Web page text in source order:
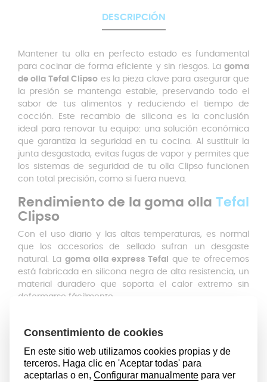
DESCRIPCIÓN
Mantener tu olla en perfecto estado es fundamental
para cocinar de forma eficiente y sin riesgos. La goma
de olla Tefal Clipso es la pieza clave para asegurar que
la presión se mantenga estable, preservando todo el
sabor de tus alimentos y reduciendo el tiempo de
cocción. Este recambio de silicona es la conclusión
ideal para renovar tu equipo: una solución económica
que garantiza la seguridad en tu cocina. Al sustituir la
junta desgastada, evitas fugas de vapor y permites que
los sistemas de seguridad de tu olla Clipso funcionen
con total precisión, como si fuera nueva.
Rendimiento de la goma olla Tefal
Clipso
Con el uso diario y las altas temperaturas, es normal
que los accesorios de sellado sufran un desgaste
natural. La goma olla express Tefal
que te ofrecemos
está fabricada en silicona negra de alta resistencia, un
material duradero que soporta el calor extremo sin
deformarse fácilmente.
cambio de la junta al menos una vez al año. Este
automática mantenga todas sus prestaciones de
fábrica y no pierda energía durante el cocinado.